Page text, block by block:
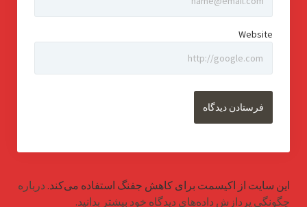
Website
این سایت از اکیسمت برای کاهش جفنگ استفاده می‌کند. درباره
چگونگی پردازش داده‌های دیدگاه خود بیشتر بدانید.